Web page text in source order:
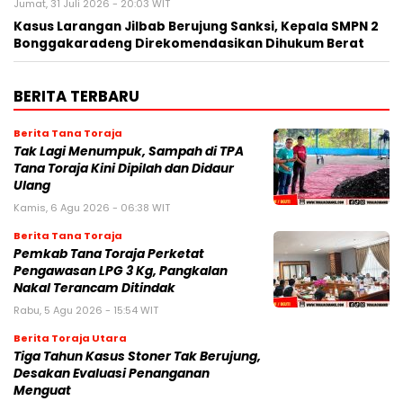
Jumat, 31 Juli 2026 - 20:03 WIT
Kasus Larangan Jilbab Berujung Sanksi, Kepala SMPN 2
Bonggakaradeng Direkomendasikan Dihukum Berat
BERITA TERBARU
Berita Tana Toraja
Tak Lagi Menumpuk, Sampah di TPA
Tana Toraja Kini Dipilah dan Didaur
Ulang
Kamis, 6 Agu 2026 - 06:38 WIT
Berita Tana Toraja
Pemkab Tana Toraja Perketat
Pengawasan LPG 3 Kg, Pangkalan
Nakal Terancam Ditindak
Rabu, 5 Agu 2026 - 15:54 WIT
Berita Toraja Utara
Tiga Tahun Kasus Stoner Tak Berujung,
Desakan Evaluasi Penanganan
Menguat